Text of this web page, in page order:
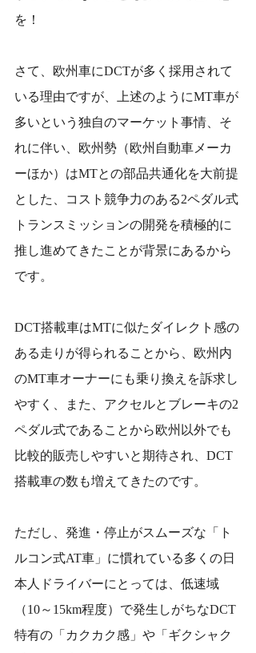
を！
さて、欧州車にDCTが多く採用されて
いる理由ですが、上述のようにMT車が
多いという独自のマーケット事情、そ
れに伴い、欧州勢（欧州自動車メーカ
ーほか）はMTとの部品共通化を大前提
とした、コスト競争力のある2ペダル式
トランスミッションの開発を積極的に
推し進めてきたことが背景にあるから
です。
DCT搭載車はMTに似たダイレクト感の
ある走りが得られることから、欧州内
のMT車オーナーにも乗り換えを訴求し
やすく、また、アクセルとブレーキの2
ペダル式であることから欧州以外でも
比較的販売しやすいと期待され、DCT
搭載車の数も増えてきたのです。
ただし、発進・停止がスムーズな「ト
ルコン式AT車」に慣れている多くの日
本人ドライバーにとっては、低速域
（10～15km程度）で発生しがちなDCT
特有の「カクカク感」や「ギクシャク